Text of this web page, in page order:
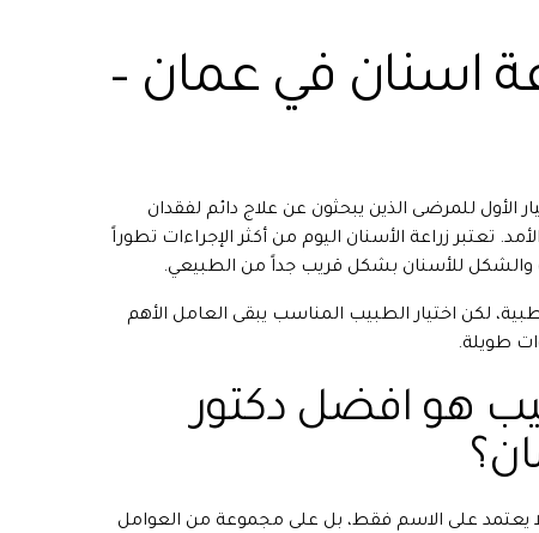
اسنان في عمان –
الأول للمرضى الذين يبحثون عن علاج دائم لفقدان
تعتبر زراعة الأسنان اليوم من أكثر الإجراءات تطوراً
والشكل للأسنان بشكل قريب جداً من الطبيعي.
لكن اختيار الطبيب المناسب يبقى العامل الأهم
طويلة.
هو افضل دكتور
يعتمد على الاسم فقط، بل على مجموعة من العوامل